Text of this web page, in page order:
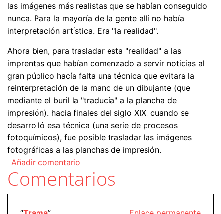
las imágenes más realistas que se habían conseguido
nunca. Para la mayoría de la gente allí no había
interpretación artística. Era "la realidad".
Ahora bien, para trasladar esta "realidad" a las
imprentas que habían comenzado a servir noticias al
gran público hacía falta una técnica que evitara la
reinterpretación de la mano de un dibujante (que
mediante el buril la "traducía" a la plancha de
impresión). hacia finales del siglo XIX, cuando se
desarrolló esa técnica (una serie de procesos
fotoquímicos), fue posible trasladar las imágenes
fotográficas a las planchas de impresión.
Añadir comentario
Comentarios